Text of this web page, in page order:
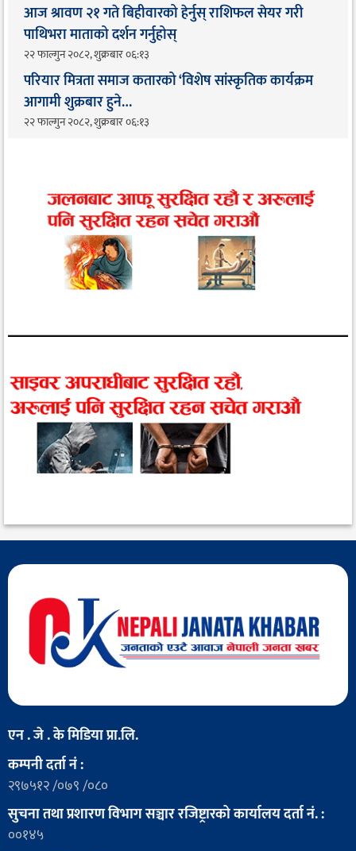
आज श्रावण २१ गते बिहीवारको हेर्नुस् राशिफल सेयर गरी
पाथिभरा माताको दर्शन गर्नुहोस्
२२ फाल्गुन २०८२, शुक्रबार ०६:१३
परियार मित्रता समाज कतारको ‘विशेष सांस्कृतिक कार्यक्रम
आगामी शुक्रबार हुने…
२२ फाल्गुन २०८२, शुक्रबार ०६:१३
एन . जे . के मिडिया प्रा.लि.
कम्पनी दर्ता नं :
२९७५१२ /०७९ /०८०
सुचना तथा प्रशारण विभाग सञ्चार रजिष्ट्रारको कार्यालय दर्ता नं. :
००१४५